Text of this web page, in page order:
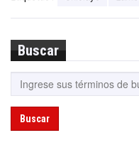
Buscar
Buscar